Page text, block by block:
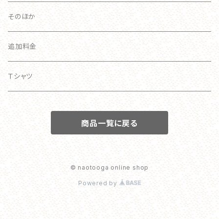
スマホリング
そのほか
追加料金
Ｔシャツ
商品一覧に戻る
© naotooga online shop
Powered by